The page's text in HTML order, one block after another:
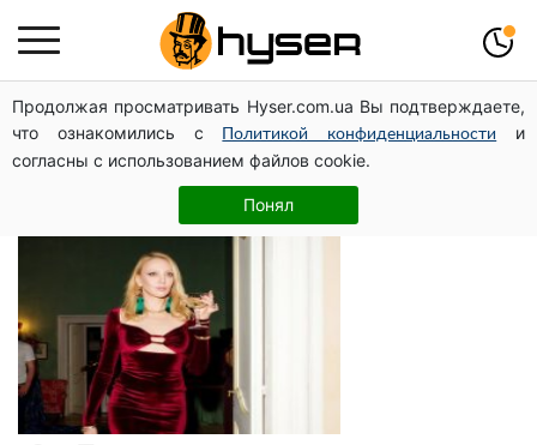
Продолжая просматривать Hyser.com.ua Вы подтверждаете,
что ознакомились с
Политикой конфиденциальности
и
согласны с использованием файлов cookie.
Понял
Ани Лорак